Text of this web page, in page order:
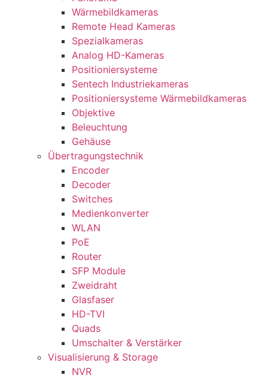
Wärmebildkameras
Remote Head Kameras
Spezialkameras
Analog HD-Kameras
Positioniersysteme
Sentech Industriekameras
Positioniersysteme Wärmebildkameras
Objektive
Beleuchtung
Gehäuse
Übertragungstechnik
Encoder
Decoder
Switches
Medienkonverter
WLAN
PoE
Router
SFP Module
Zweidraht
Glasfaser
HD-TVI
Quads
Umschalter & Verstärker
Visualisierung & Storage
NVR